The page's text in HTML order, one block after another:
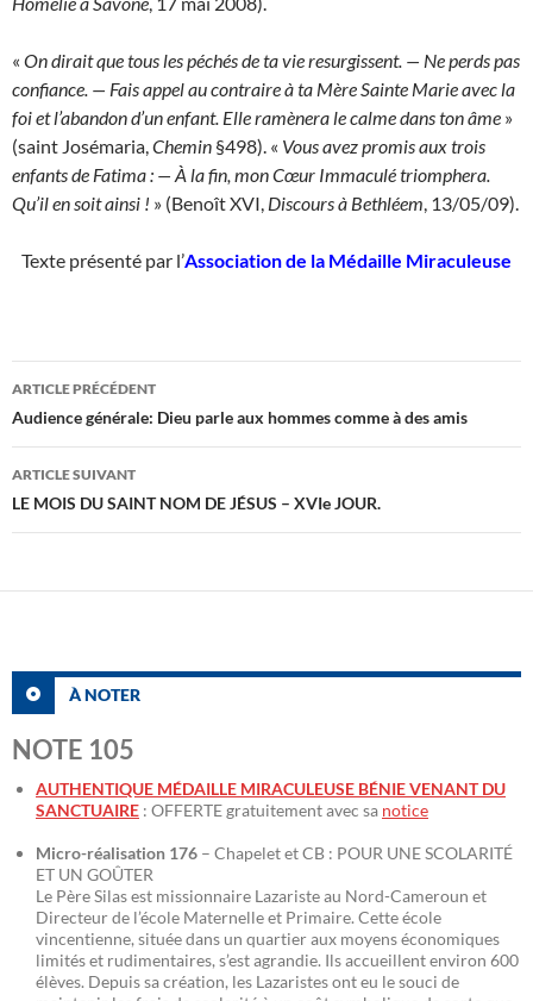
« On dirait que tous les péchés de ta vie resurgissent. — Ne perds pas
confiance. — Fais appel au contraire à ta Mère Sainte Marie avec la
foi et l’abandon d’un enfant. Elle ramènera le calme dans ton âme »
(saint Josémaria,Chemin §498). « Vous avez promis aux trois
enfants de Fatima : — À la fin, mon Cœur Immaculé triomphera.
Qu’il en soit ainsi ! » (Benoît XVI, Discours à Bethléem, 13/05/09).
Texte présenté par l’Association de la Médaille Miraculeuse
Navigation
des
articles
ARTICLE PRÉCÉDENT
Audience générale: Dieu parle aux hommes comme à des amis
ARTICLE SUIVANT
LE MOIS DU SAINT NOM DE JÉSUS – XVIe JOUR.
À NOTER
NOTE 105
AUTHENTIQUE MÉDAILLE MIRACULEUSE BÉNIE VENANT DU
SANCTUAIRE : OFFERTE gratuitement avec sa notice
Micro-réalisation 176 – Chapelet et CB : POUR UNE SCOLARITÉ
ET UN GOÛTER
Le Père Silas est missionnaire Lazariste au Nord-Cameroun et
Directeur de l’école Maternelle et Primaire. Cette école
vincentienne, située dans un quartier aux moyens économiques
limités et rudimentaires, s’est agrandie. Ils accueillent environ 600
élèves. Depuis sa création, les Lazaristes ont eu le souci de